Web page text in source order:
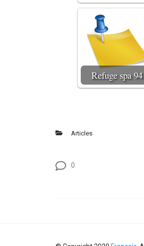
Refuge spa 94
Articles
0